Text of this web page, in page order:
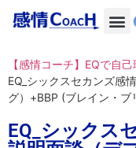
【感情コーチ】EQで自
EQ_シックスセカンズ感
グ）+BBP (ブレイン・ブ
EQ_シックス